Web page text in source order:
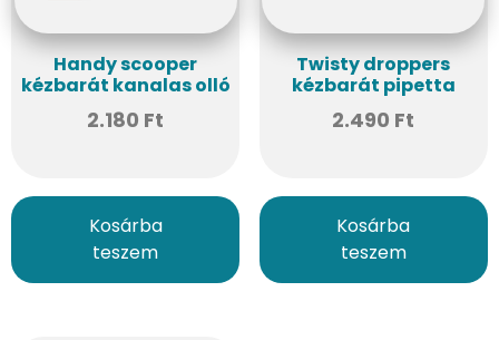
Handy scooper
kézbarát kanalas olló
2.180 Ft
Kosárba
teszem
Twisty droppers
kézbarát pipetta
2.490 Ft
Kosárba
teszem